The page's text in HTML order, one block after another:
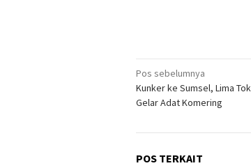
Navigasi
pos
Pos sebelumnya
Kunker ke Sumsel, Lima
Gelar Adat Komering
POS TERKAIT